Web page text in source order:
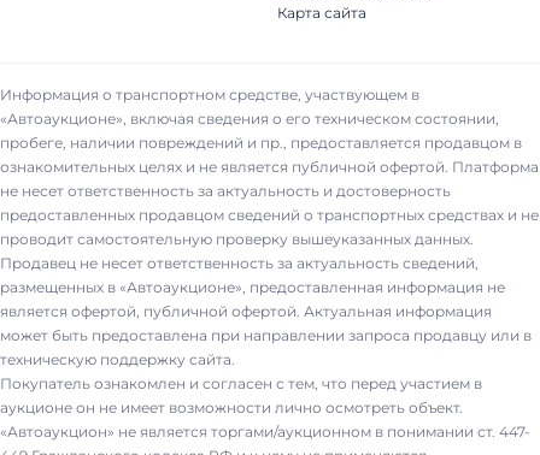
Карта сайта
Информация о транспортном средстве, участвующем в
«Автоаукционе», включая сведения о его техническом состоянии,
пробеге, наличии повреждений и пр., предоставляется продавцом в
ознакомительных целях и не является публичной офертой. Платформа
не несет ответственность за актуальность и достоверность
предоставленных продавцом сведений о транспортных средствах и не
проводит самостоятельную проверку вышеуказанных данных.
Продавец не несет ответственность за актуальность сведений,
размещенных в «Автоаукционе», предоставленная информация не
является офертой, публичной офертой. Актуальная информация
может быть предоставлена при направлении запроса продавцу или в
техническую поддержку сайта.
Покупатель ознакомлен и согласен с тем, что перед участием в
аукционе он не имеет возможности лично осмотреть объект.
«Автоаукцион» не является торгами/аукционном в понимании ст. 447-